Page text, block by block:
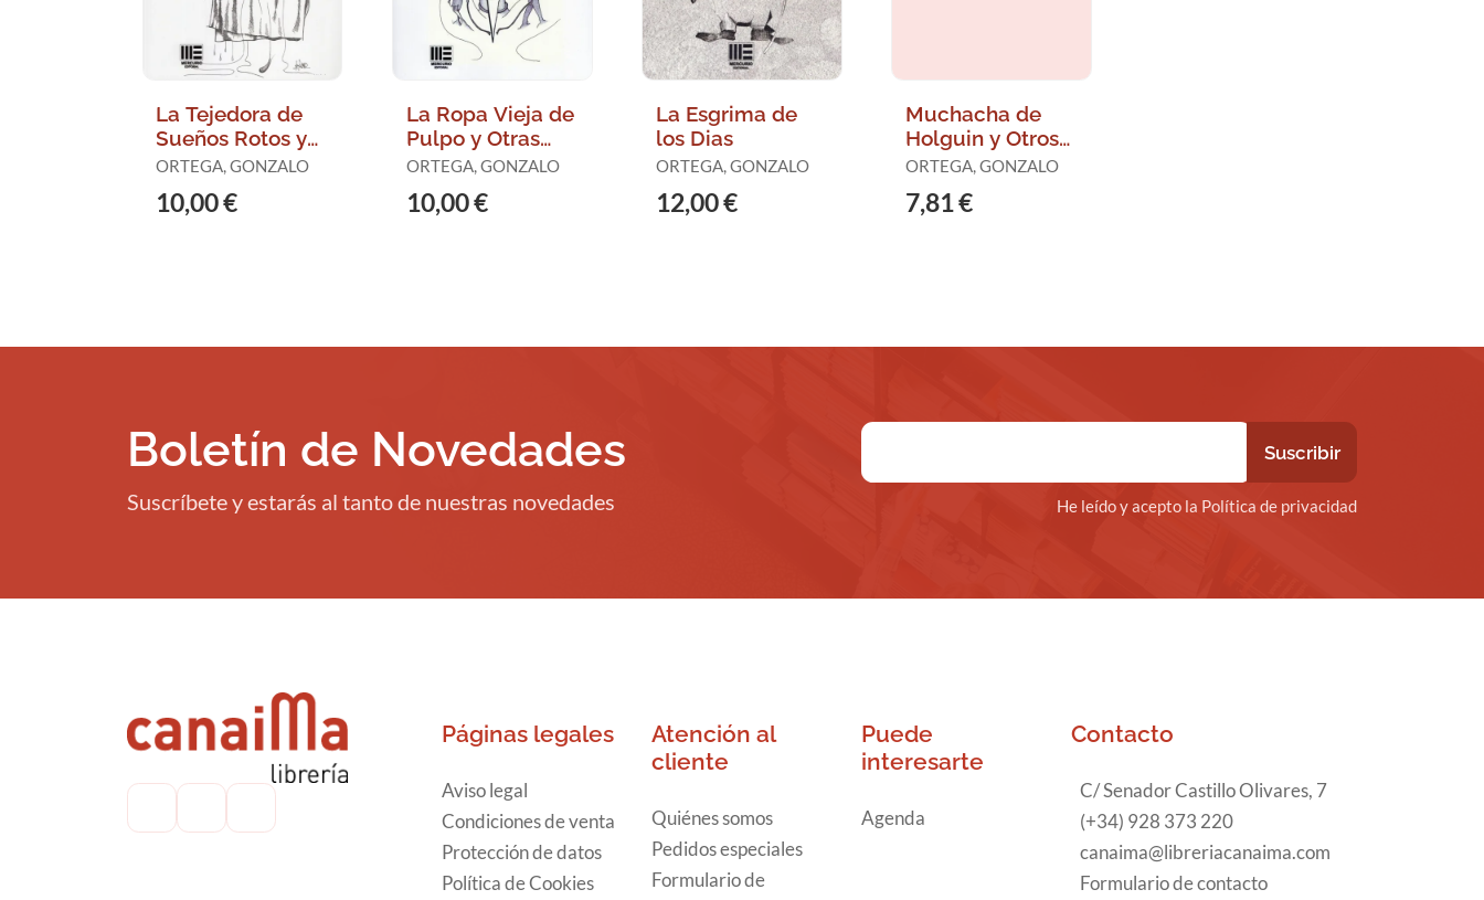
La Tejedora de
Sueños Rotos y
Otras
ORTEGA, GONZALO
10,00 €
La Ropa Vieja de
Pulpo y Otras
Ficciones
ORTEGA, GONZALO
10,00 €
La Esgrima de
los Dias
ORTEGA, GONZALO
12,00 €
Muchacha de
Holguin y Otros
Relatos, una
ORTEGA, GONZALO
7,81 €
Boletín de Novedades
Suscríbete y estarás al tanto de nuestras novedades He leído y acepto la Política de privacidad
Páginas legales
Aviso legal
Condiciones de venta
Protección de datos
Política de Cookies
Atención al
cliente
Quiénes somos
Pedidos especiales
Formulario de
Puede
interesarte
Agenda
Contacto
C/ Senador Castillo Olivares, 7
(+34) 928 373 220
canaima@libreriacanaima.com
Formulario de contacto